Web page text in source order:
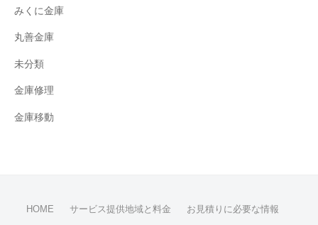
みくに金庫
丸善金庫
未分類
金庫修理
金庫移動
HOME サービス提供地域と料金 お見積りに必要な情報